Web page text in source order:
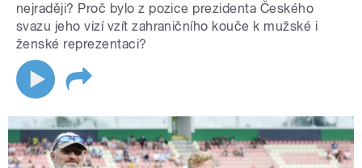
nejraději? Proč bylo z pozice prezidenta Českého
svazu jeho vizí vzít zahraničního kouče k mužské i
ženské reprezentaci?